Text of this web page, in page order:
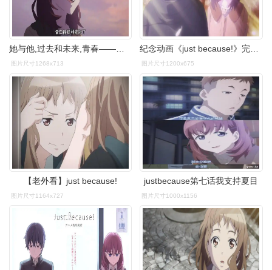
图片尺寸1268x713 图片尺寸1200x675
【老外看】just because!
图片尺寸1164x727
justbecause第七话我支持夏目
图片尺寸1000x1156